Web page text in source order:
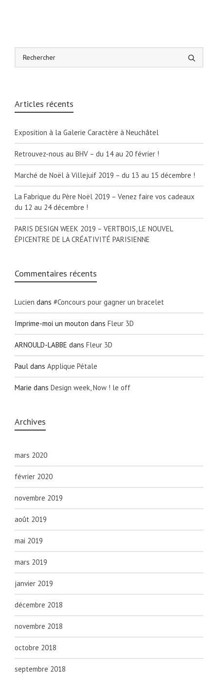
Articles récents
Exposition à la Galerie Caractère à Neuchâtel
Retrouvez-nous au BHV – du 14 au 20 février !
Marché de Noël à Villejuif 2019 – du 13 au 15 décembre !
La Fabrique du Père Noël 2019 – Venez faire vos cadeaux
du 12 au 24 décembre !
PARIS DESIGN WEEK 2019 – VERTBOIS, LE NOUVEL
ÉPICENTRE DE LA CRÉATIVITÉ PARISIENNE
Commentaires récents
Lucien dans #Concours pour gagner un bracelet
Imprime-moi un mouton dans Fleur 3D
ARNOULD-LABBE dans Fleur 3D
Paul dans Applique Pétale
Marie dans Design week, Now ! le off
Archives
mars 2020
février 2020
novembre 2019
août 2019
mai 2019
mars 2019
janvier 2019
décembre 2018
novembre 2018
octobre 2018
septembre 2018